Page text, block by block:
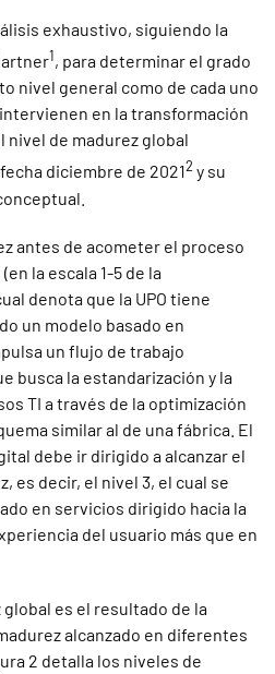
exhaustivo, siguiendo la
1, para determinar el grado
nivel general como de cada uno
en la transformación
nivel de madurez global
diciembre de 20212y su
antes de acometer el proceso
la escala 1-5 de la
denota que la UPO tiene
un modelo basado en
un flujo de trabajo
busca la estandarización y la
TI a través de la optimización
similar al de una fábrica. El
debe ir dirigido a alcanzar el
es decir, el nivel 3, el cual se
en servicios dirigido hacia la
del usuario más que en
es el resultado de la
alcanzado en diferentes
2 detalla los niveles de